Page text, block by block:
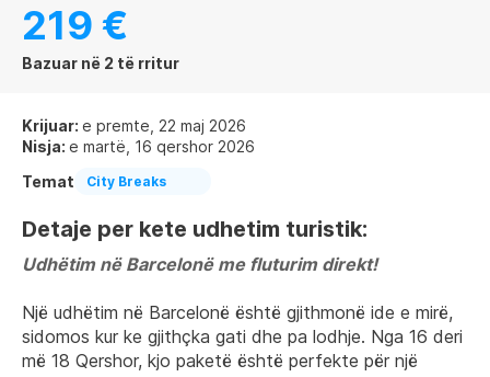
219 €
Bazuar në 2 të rritur
Krijuar: e premte, 22 maj 2026
Nisja: e martë, 16 qershor 2026
Temat
City Breaks
Detaje per kete udhetim turistik:
Udhëtim në Barcelonë me fluturim direkt!
Një udhëtim në Barcelonë është gjithmonë ide e mirë,
sidomos kur ke gjithçka gati dhe pa lodhje. Nga 16 deri
më 18 Qershor, kjo paketë është perfekte për një